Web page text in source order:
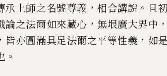
承上師之名號尊義 ，相合講說 。 且
論之法爾如來藏心 ， 無垠廣大界中 ，
， 皆亦圓滿具足法爾之平等性義 ， 如
。